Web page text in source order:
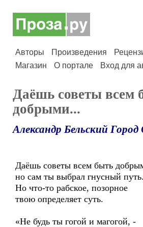
Авторы Произведения
Магазин
О портале Вход для
Даёшь советы всем
добрыми...
Александр Бельский Город
Даёшь советы всем быть
но сам ты выбрал гнусный путь.
Но что-то рабское, позорное
твою определяет суть.
«Не будь ты гогой и магогой, -